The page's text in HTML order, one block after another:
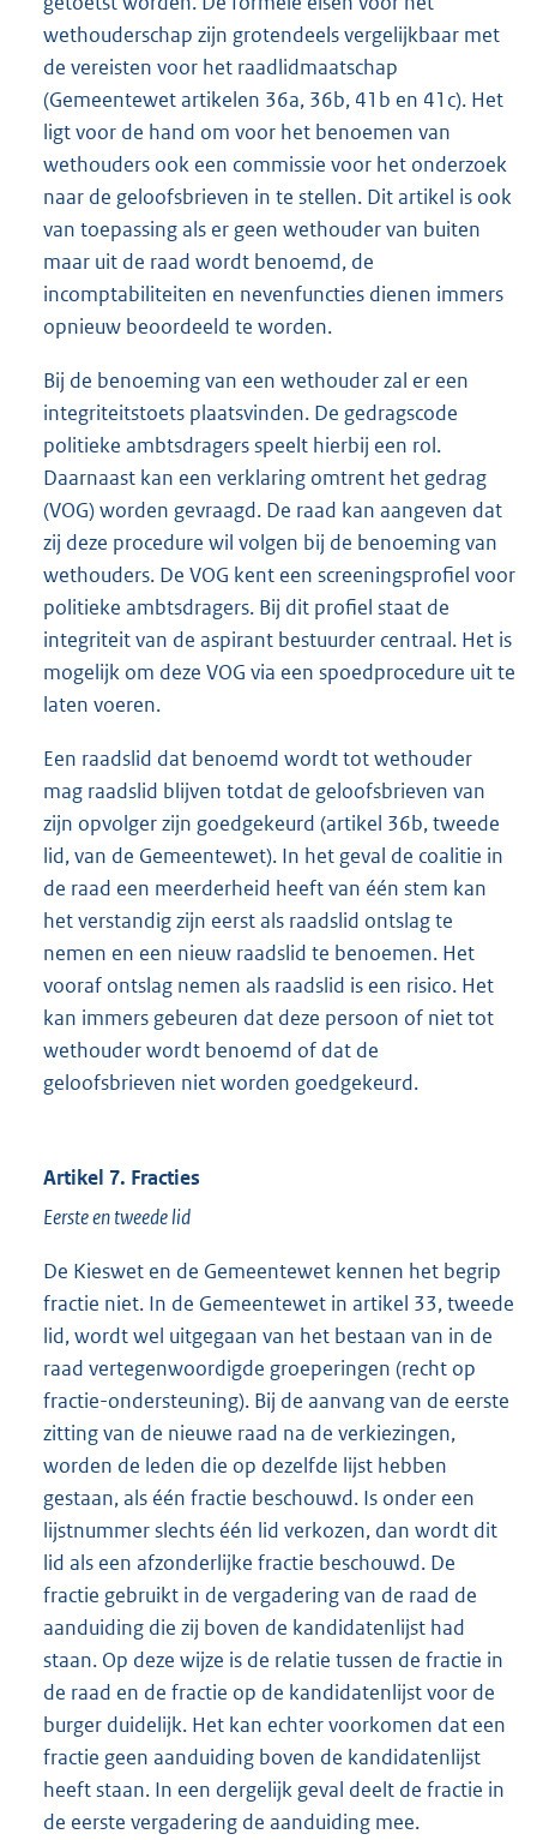
wethouderschap zijn grotendeels vergelijkbaar met
de vereisten voor het raadlidmaatschap
(Gemeentewet artikelen 36a, 36b, 41b en 41c). Het
ligt voor de hand om voor het benoemen van
wethouders ook een commissie voor het onderzoek
naar de geloofsbrieven in te stellen. Dit artikel is ook
van toepassing als er geen wethouder van buiten
maar uit de raad wordt benoemd, de
incomptabiliteiten en nevenfuncties dienen immers
opnieuw beoordeeld te worden.
Bij de benoeming van een wethouder zal er een
integriteitstoets plaatsvinden. De gedragscode
politieke ambtsdragers speelt hierbij een rol.
Daarnaast kan een verklaring omtrent het gedrag
(VOG) worden gevraagd. De raad kan aangeven dat
zij deze procedure wil volgen bij de benoeming van
wethouders. De VOG kent een screeningsprofiel voor
politieke ambtsdragers. Bij dit profiel staat de
integriteit van de aspirant bestuurder centraal. Het is
mogelijk om deze VOG via een spoedprocedure uit te
laten voeren.
Een raadslid dat benoemd wordt tot wethouder
mag raadslid blijven totdat de geloofsbrieven van
zijn opvolger zijn goedgekeurd (artikel 36b, tweede
lid, van de Gemeentewet). In het geval de coalitie in
de raad een meerderheid heeft van één stem kan
het verstandig zijn eerst als raadslid ontslag te
nemen en een nieuw raadslid te benoemen. Het
vooraf ontslag nemen als raadslid is een risico. Het
kan immers gebeuren dat deze persoon of niet tot
wethouder wordt benoemd of dat de
geloofsbrieven niet worden goedgekeurd.
Artikel 7. Fracties
Eerste en tweede lid
De Kieswet en de Gemeentewet kennen het begrip
fractie niet. In de Gemeentewet in artikel 33, tweede
lid, wordt wel uitgegaan van het bestaan van in de
raad vertegenwoordigde groeperingen (recht op
fractie-ondersteuning). Bij de aanvang van de eerste
zitting van de nieuwe raad na de verkiezingen,
worden de leden die op dezelfde lijst hebben
gestaan, als één fractie beschouwd. Is onder een
lijstnummer slechts één lid verkozen, dan wordt dit
lid als een afzonderlijke fractie beschouwd. De
fractie gebruikt in de vergadering van de raad de
aanduiding die zij boven de kandidatenlijst had
staan. Op deze wijze is de relatie tussen de fractie in
de raad en de fractie op de kandidatenlijst voor de
burger duidelijk. Het kan echter voorkomen dat een
fractie geen aanduiding boven de kandidatenlijst
heeft staan. In een dergelijk geval deelt de fractie in
de eerste vergadering de aanduiding mee.